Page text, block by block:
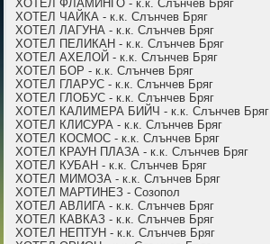
ХОТЕЛ ФЛАМИНГО - к.к. Слънчев Бряг
ХОТЕЛ ЧАЙКА - к.к. Слънчев Бряг
ХОТЕЛ ЛАГУНА - к.к. Слънчев Бряг
ХОТЕЛ ПЕЛИКАН - к.к. Слънчев Бряг
ХОТЕЛ АХЕЛОЙ - к.к. Слънчев Бряг
ХОТЕЛ БОР - к.к. Слънчев Бряг
ХОТЕЛ ГЛАРУС - к.к. Слънчев Бряг
ХОТЕЛ ГЛОБУС - к.к. Слънчев Бряг
ХОТЕЛ КАЛИМЕРА БИЙЧ - к.к. Слънчев Бряг
ХОТЕЛ КЛИСУРА - к.к. Слънчев Бряг
ХОТЕЛ КОСМОС - к.к. Слънчев Бряг
ХОТЕЛ КРАУН ПЛАЗА - к.к. Слънчев Бряг
ХОТЕЛ КУБАН - к.к. Слънчев Бряг
ХОТЕЛ МИМОЗА - к.к. Слънчев Бряг
ХОТЕЛ МАРТИНЕЗ - Созопол
ХОТЕЛ АВЛИГА - к.к. Слънчев Бряг
ХОТЕЛ КАВКАЗ - к.к. Слънчев Бряг
ХОТЕЛ НЕПТУН - к.к. Слънчев Бряг